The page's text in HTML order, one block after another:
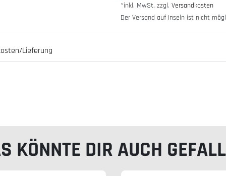
*inkl. MwSt, zzgl. Versandkosten
Der Versand auf Inseln ist nicht
Lieferung
KÖNNTE DIR AUCH